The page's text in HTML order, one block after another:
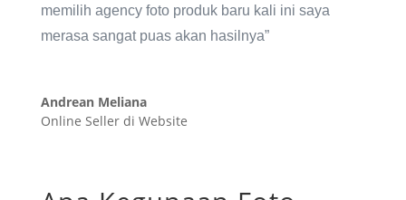
memilih agency foto produk baru kali ini saya
merasa sangat puas akan hasilnya”
Andrean Meliana
Online Seller di Website